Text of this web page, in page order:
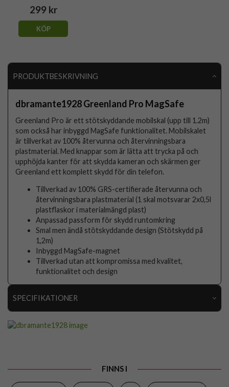
299 kr
KÖP
PRODUKTBESKRIVNING
dbramante1928 Greenland Pro MagSafe
Greenland Pro är ett stötskyddande mobilskal (upp till 1.2m)
som också har inbyggd MagSafe funktionalitet. Mobilskalet
är tillverkat av 100% återvunna och återvinningsbara
plastmaterial. Med knappar som är lätta att trycka på och
upphöjda kanter för att skydda kameran och skärmen ger
Greenland ett komplett skydd för din telefon.
Tillverkad av 100% GRS-certifierade återvunna och
återvinningsbara plastmaterial (1 skal motsvarar 2x0,5l
plastflaskor i materialmängd plast)
Anpassad passform för skydd runtomkring
Smal men ändå stötskyddande design (Stötskydd på
1,2m)
Inbyggd MagSafe-magnet
Tillverkad utan att kompromissa med kvalitet,
funktionalitet och design
SPECIFIKATIONER
MagSafe-kompatibel, Miljövänlig
FINNS I